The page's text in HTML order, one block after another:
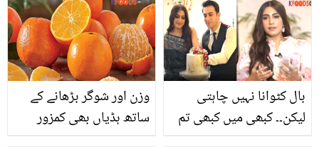
فوائد، جو ہر بیماری میں آپ
کی مدد کر سکتے ہیں
خاندان میں ڈلیوری کے
وقت بہوؤں کو کون سے
سخت اصولوں کو ماننا
لازمی ہوتا تھا؟
وزن اور شوگر بڑھانے کے
ساتھ ہڈیاں بھی کمزور
بال کٹوانا نہیں چاہتی
لیکن۔۔ کبھی میں کبھی تم